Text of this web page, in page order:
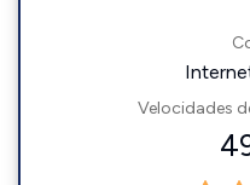
Velocidades